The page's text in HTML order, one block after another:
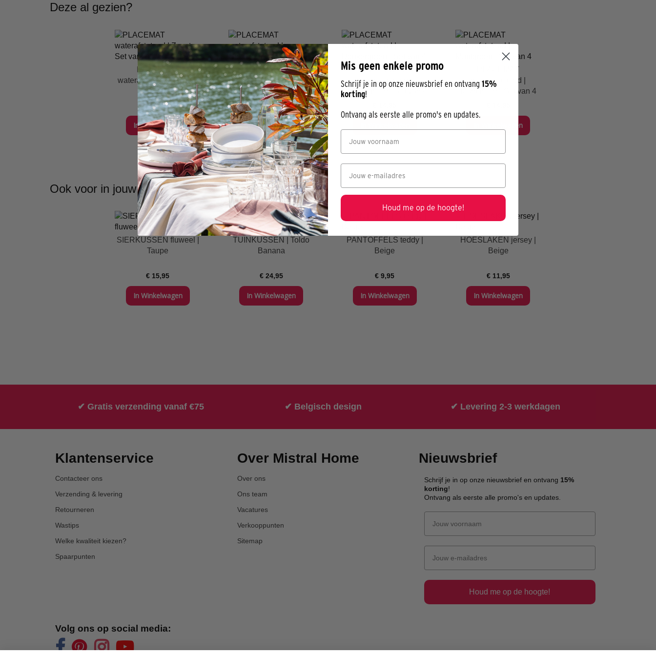
Deze al gezien?
PLACEMAT
waterafstotend | Zwart -
Set van 4
€ 14,95
In Winkelwagen
PLACEMAT
waterafstotend |
Gebroken wit - Set van 4
€ 14,95
In Winkelwagen
PLACEMAT
waterafstotend |
Donkergroen - Set van 4
PLACEMAT
waterafstotend |
Muntgroen - Set van 4
In Winkelwagen
Ook voor in jouw interieur?
SIERKUSSEN fluweel |
Taupe
€ 15,95
In Winkelwagen
TUINKUSSEN | Toldo
Banana
€ 24,95
In Winkelwagen
PANTOFFELS teddy |
Beige
€ 9,95
In Winkelwagen
HOESLAKEN jersey |
Beige
€ 11,95
In Winkelwagen
✔ Gratis verzending vanaf €75 ✔ Belgisch design ✔ Levering 2-3 werkdagen
Klantenservice
Contacteer ons
Verzending & levering
Retourneren
Wastips
Welke kwaliteit kiezen?
Spaarpunten
Over Mistral Home
Over ons
Ons team
Vacatures
Verkooppunten
Sitemap
Nieuwsbrief
Schrijf je in op onze nieuwsbrief en ontvang 15%
korting!
Ontvang als eerste alle promo's en updates.
Houd me op de hoogte!
Volg ons op social media:
Mis geen enkele promo
Schrijf je in op onze nieuwsbrief en ontvang 15%
korting!
Ontvang als eerste alle promo's en updates.
Houd me op de hoogte!